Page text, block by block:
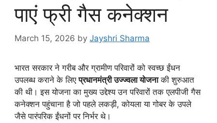
पाएं फ्री गैस कनेक्शन
March 15, 2026 by Jayshri Sharma
भारत सरकार ने गरीब और ग्रामीण परिवारों को स्वच्छ ईंधन
उपलब्ध कराने के लिएप्रधानमंत्री उज्ज्वला योजनाकी शुरुआत
की थी। इस योजना का मुख्य उद्देश्य उन परिवारों तक एलपीजी गैस
कनेक्शन पहुंचाना है जो पहले लकड़ी, कोयला या गोबर के उपले
जैसे पारंपरिक ईंधनों पर निर्भर थे।